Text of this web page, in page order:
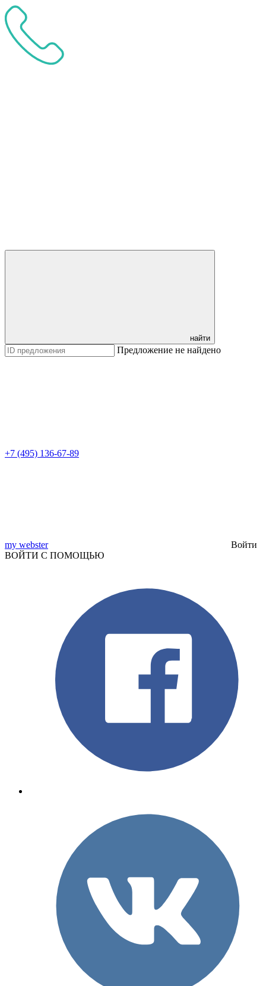
найти
Предложение не найдено
+7 (495) 136-67-89
my webster
Войти
ВОЙТИ С ПОМОЩЬЮ